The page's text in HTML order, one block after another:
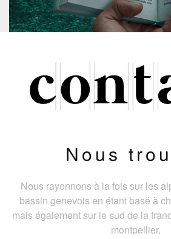
Nous
Nous rayonnons à la fois sur les
bassin genevois en étant basé à
mais également sur le sud de la
montpellier.